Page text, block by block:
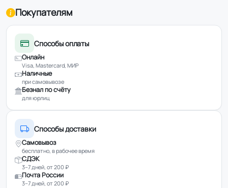
Покупателям
Способы оплаты
Онлайн
Visa, Mastercard, МИР
Наличные
при самовывозе
Безнал по счёту
для юрлиц
Способы доставки
Самовывоз
бесплатно, в рабочее время
СДЭК
3–7 дней, от 200 ₽
Почта России
3–7 дней, от 200 ₽